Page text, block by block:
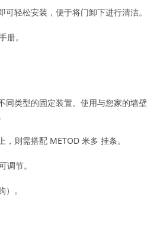
轻松安装，便于将门卸下进行清洁。
册。
同类型的固定装置。使用与您家的墙壁
则需搭配 METOD 米多 挂条。
调节。
。